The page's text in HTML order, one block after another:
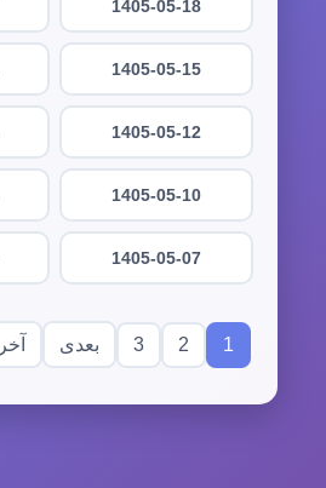
1405-05-18
1405-05-15
1405-05-12
1405-05-10
1405-05-07
1
2
3 بعدی آخر